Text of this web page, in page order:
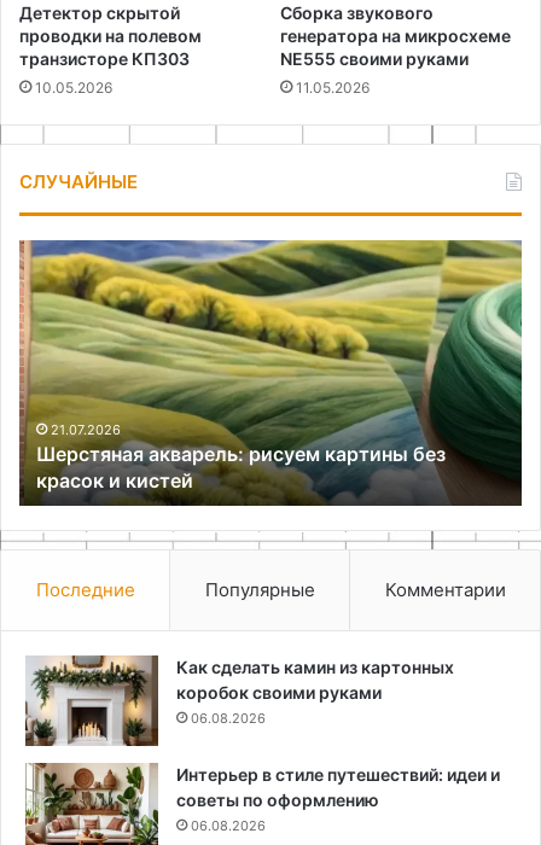
Детектор скрытой
проводки на полевом
транзисторе КП303
10.05.2026
Сборка звукового
генератора на микросхеме
NE555 своими руками
11.05.2026
СЛУЧАЙНЫЕ
Шерстяная
акварель:
рисуем
картины
без
красок
и
кистей21.07.2026
Шерстяная акварель: рисуем картины без
красок и кистей
из
Последние Популярные Комментарии
Как сделать камин из картонных
коробок своими руками
06.08.2026
Интерьер в стиле путешествий: идеи и
советы по оформлению
06.08.2026